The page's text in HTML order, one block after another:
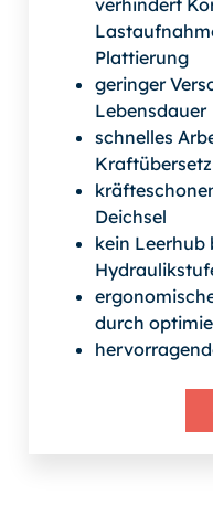
verhindert
Plattierung
geringer
Lebensdauer
schnelles
Deichsel
kein Leerhub
durch